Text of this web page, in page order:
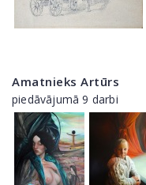
Amatnieks Artūrs
piedāvājumā 9 darbi